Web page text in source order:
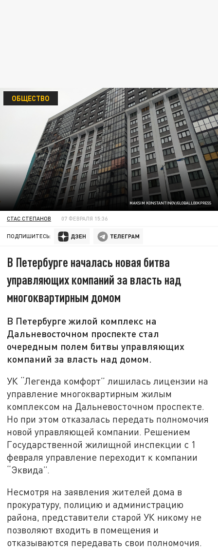
MAKSIM KONSTANTINOV/GLOBALLOOKPRESS
ОБЩЕСТВО
СТАС СТЕПАНОВ 07 ФЕВРАЛЯ 15:36
ПОДПИШИТЕСЬ:
В Петербурге началась новая битва
управляющих компаний за власть над
многоквартирным домом
В Петербурге жилой комплекс на
Дальневосточном проспекте стал
очередным полем битвы управляющих
компаний за власть над домом.
УК “Легенда комфорт” лишилась лицензии на
управление многоквартирным жилым
комплексом на Дальневосточном проспекте.
Но при этом отказалась передать полномочия
новой управляющей компании. Решением
Государственной жилищной инспекции с 1
февраля управление переходит к компании
“Эквида”.
Несмотря на заявления жителей дома в
прокуратуру, полицию и администрацию
района, представители старой УК никому не
позволяют входить в помещения и
отказываются передавать свои полномочия.